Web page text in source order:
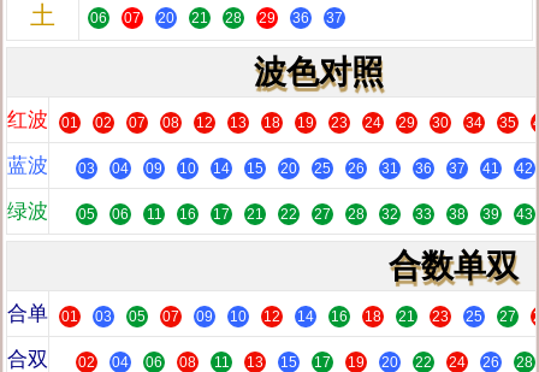
土 06 07 20 21 28 29 36 37
波色对照
红波 01 02 07 08 12 13 18 19 23 24 29 30 34 35
蓝波 03 04 09 10 14 15 20 25 26 31 36 37 41 42
绿波 05 06 11 16 17 21 22 27 28 32 33 38 39 43
合数单双
合单 01 03 05 07 09 10 12 14 16 18 21 23 25 27
合双 02 04 06 08 11 13 15 17 19 20 22 24 26 28